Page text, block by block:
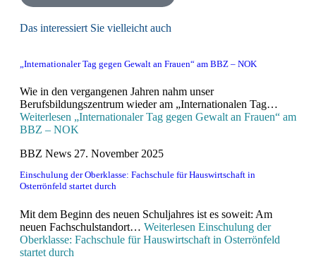
Das interessiert Sie vielleicht auch
„Internationaler Tag gegen Gewalt an Frauen“ am BBZ – NOK
Wie in den vergangenen Jahren nahm unser
Berufsbildungszentrum wieder am „Internationalen Tag…
Weiterlesen „Internationaler Tag gegen Gewalt an Frauen“ am
BBZ – NOK
BBZ News 27. November 2025
Einschulung der Oberklasse: Fachschule für Hauswirtschaft in
Osterrönfeld startet durch
Mit dem Beginn des neuen Schuljahres ist es soweit: Am
neuen Fachschulstandort… Weiterlesen Einschulung der
Oberklasse: Fachschule für Hauswirtschaft in Osterrönfeld
startet durch